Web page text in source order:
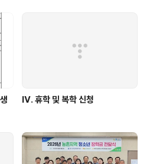
Ⅳ. 휴학 및 복학 신청